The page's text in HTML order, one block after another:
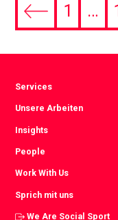
Previous
1 …
Services
Unsere Arbeiten
Insights
People
Work With Us
Sprich mit uns
We Are Social Sport